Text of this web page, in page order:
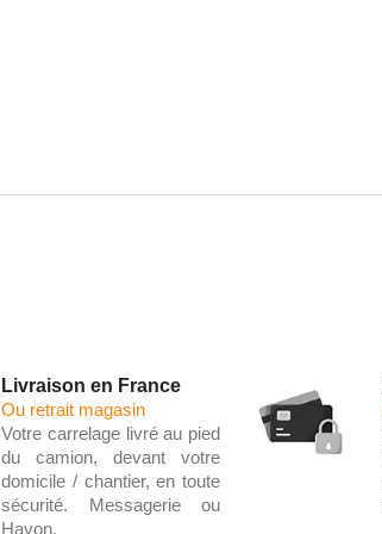
Livraison en France
Ou retrait magasin
Votre carrelage livré au pied
du camion, devant votre
domicile / chantier, en toute
sécurité. Messagerie ou
Hayon.